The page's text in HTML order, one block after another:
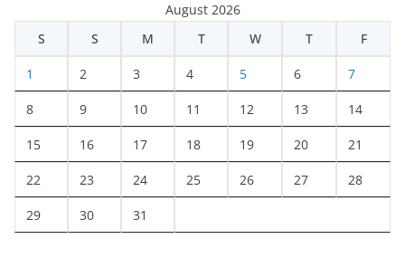
August 2026
S
S M T W T F
1 2 3 4 5 6 7
8 9 10 11 12 13 14
15 16 17 18 19 20 21
22 23 24 25 26 27 28
29 30 31